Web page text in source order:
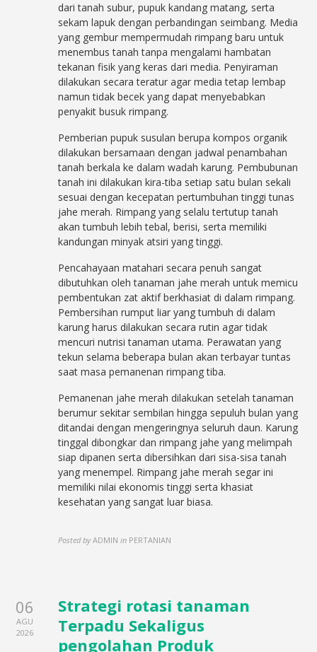
dari tanah subur, pupuk kandang matang, serta
sekam lapuk dengan perbandingan seimbang. Media
yang gembur mempermudah rimpang baru untuk
menembus tanah tanpa mengalami hambatan
tekanan fisik yang keras dari media. Penyiraman
dilakukan secara teratur agar media tetap lembap
namun tidak becek yang dapat menyebabkan
penyakit busuk rimpang.
Pemberian pupuk susulan berupa kompos organik
dilakukan bersamaan dengan jadwal penambahan
tanah berkala ke dalam wadah karung. Pembubunan
tanah ini dilakukan kira-tiba setiap satu bulan sekali
sesuai dengan kecepatan pertumbuhan tinggi tunas
jahe merah. Rimpang yang selalu tertutup tanah
akan tumbuh lebih tebal, berisi, serta memiliki
kandungan minyak atsiri yang tinggi.
Pencahayaan matahari secara penuh sangat
dibutuhkan oleh tanaman jahe merah untuk memicu
pembentukan zat aktif berkhasiat di dalam rimpang.
Pembersihan rumput liar yang tumbuh di dalam
karung harus dilakukan secara rutin agar tidak
mencuri nutrisi tanaman utama. Perawatan yang
tekun selama beberapa bulan akan terbayar tuntas
saat masa pemanenan rimpang tiba.
Pemanenan jahe merah dilakukan setelah tanaman
berumur sekitar sembilan hingga sepuluh bulan yang
ditandai dengan mengeringnya seluruh daun. Karung
tinggal dibongkar dan rimpang jahe yang melimpah
siap dipanen serta dibersihkan dari sisa-sisa tanah
yang menempel. Rimpang jahe merah segar ini
memiliki nilai ekonomis tinggi serta khasiat
kesehatan yang sangat luar biasa.
Posted by ADMIN in PERTANIAN
06
AGU
2026
Strategi rotasi tanaman
Terpadu Sekaligus
pengolahan Produk